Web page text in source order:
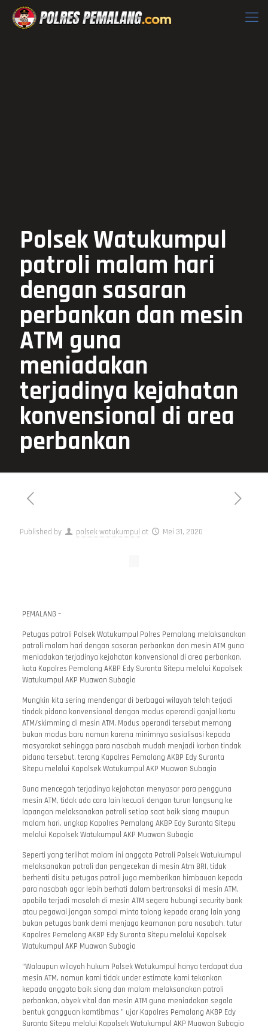
Polsek Watukumpul
patroli malam hari
dengan sasaran
perbankan dan mesin
ATM guna
meniadakan
terjadinya kejahatan
konvensional di area
perbankan
Published by polsek watukumpul at Mei 31, 2020
PEMALANG –
Petugas patroli Polsek Watukumpul Polres Pemalang melaksanakan
patroli malam hari dengan sasaran perbankan dan mesin ATM guna
meniadakan terjadinya kejahatan konvensional di area perbankan,
kata Kapolres Pemalang AKBP Edy Suranta Sitepu melalui Kapolsek
Watukumpul AKP Muawan Subagio
Mungkin kita sering mendengar di berbagai wilayah telah terjadi
tindak pidana konvensional dengan modus operandi ganjal kartu
ATM/skimming di mesin ATM. Modus operandi tersebut memang
bukan modus baru namun karena minimnya sosialisasi kepada
masyarakat sehingga para nasabah mudah menjadi korban tindak
pidana tersebut, terang Kapolres Pemalang AKBP Edy Suranta
Sitepu melalui Kapolsek Watukumpul AKP Muawan Subagio
Guna mencegah terjadinya kejahatan menyasar para pengguna
mesin ATM, tidak ada cara lain kecuali dengan turun langsung ke
lapangan melaksanakan patroli setiap saat baik siang maupun
malam hari, ungkap Kapolres Pemalang AKBP Edy Suranta Sitepu
melalui Kapolsek Watukumpul AKP Muawan Subagio
Seperti yang terlihat malam ini anggota Patroli Polsek Watukumpul
melaksanakan patroli dan pengecekan di mesin Atm BRI, tidak
berhenti disitu petugas patroli juga memberikan himbauan kepada
para nasabah agar lebih berhati dalam bertransaksi di mesin ATM,
apabila terjadi masalah di mesin ATM segera hubungi security bank
atau pegawai jangan sampai minta tolong kepada orang lain yang
bukan petugas bank demi menjaga keamanan para nasabah, tutur
Kapolres Pemalang AKBP Edy Suranta Sitepu melalui Kapolsek
Watukumpul AKP Muawan Subagio
“Walaupun wilayah hukum Polsek Watukumpul hanya terdapat dua
mesin ATM, namun kami tidak under estimate kami tekankan
kepada anggota baik siang dan malam melaksanakan patroli
perbankan, obyek vital dan mesin ATM guna meniadakan segala
bentuk gangguan kamtibmas ” ujar Kapolres Pemalang AKBP Edy
Suranta Sitepu melalui Kapolsek Watukumpul AKP Muawan Subagio